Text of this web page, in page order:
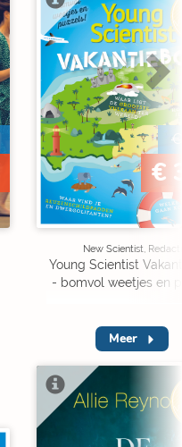
€
New Scientist,
Young Scientist
- bomvol weetjes en
Meer